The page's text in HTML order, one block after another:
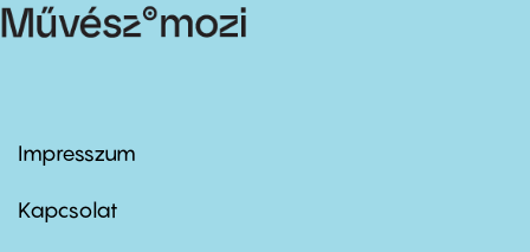
Footer
first
Impresszum
Kapcsolat